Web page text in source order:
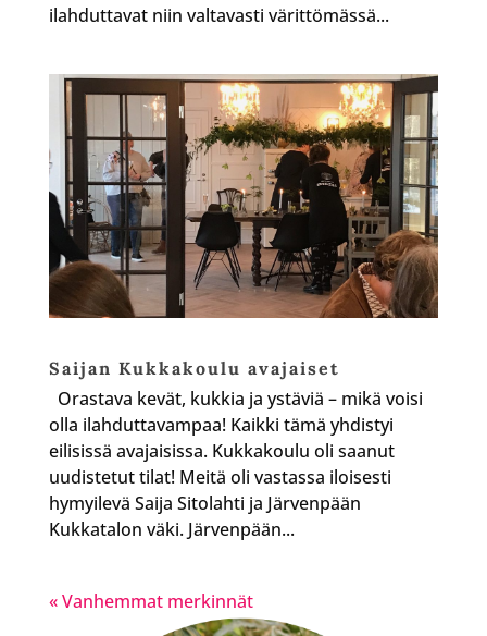
ilahduttavat niin valtavasti värittömässä...
Saijan Kukkakoulu avajaiset
Orastava kevät, kukkia ja ystäviä – mikä voisi
olla ilahduttavampaa! Kaikki tämä yhdistyi
eilisissä avajaisissa. Kukkakoulu oli saanut
uudistetut tilat! Meitä oli vastassa iloisesti
hymyilevä Saija Sitolahti ja Järvenpään
Kukkatalon väki. Järvenpään...
« Vanhemmat merkinnät